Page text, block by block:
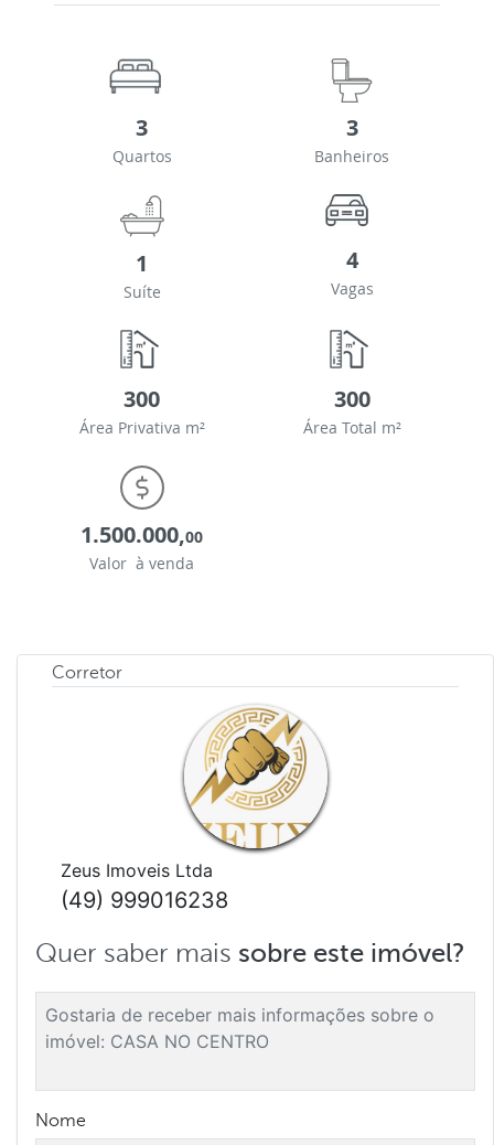
3
Quartos
3
Banheiros
1
Suíte
4
Vagas
300
Área Privativa m²
300
Área Total m²
1.500.000,00
Valor à venda
Corretor
Zeus Imoveis Ltda
(49) 999016238
Quer saber mais sobre este imóvel?
Nome